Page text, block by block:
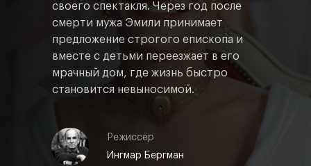
Режиссёр
Ингмар Бергман
своего спектакля. Через год после
смерти мужа Эмили принимает
предложение строгого епископа и
вместе с детьми переезжает в его
мрачный дом, где жизнь быстро
становится невыносимой.